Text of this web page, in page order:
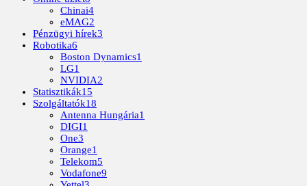
Chinai4
eMAG2
Pénzügyi hírek3
Robotika6
Boston Dynamics1
LG1
NVIDIA2
Statisztikák15
Szolgáltatók18
Antenna Hungária1
DIGI1
One3
Orange1
Telekom5
Vodafone9